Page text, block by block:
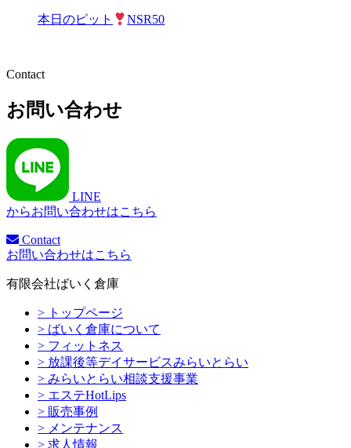
本日のピット NSR50
Contact
お問い合わせ
LINE
からお問い合わせはこちら
Contact
お問い合わせはこちら
有限会社ばいく倉庫
> トップページ
> ばいく倉庫について
> フィットネス
> 放課後等デイサービスみらいとらい
> みらいとらい相談支援事業
> エステHotLips
> 販売事例
> メンテナンス
> 求人情報